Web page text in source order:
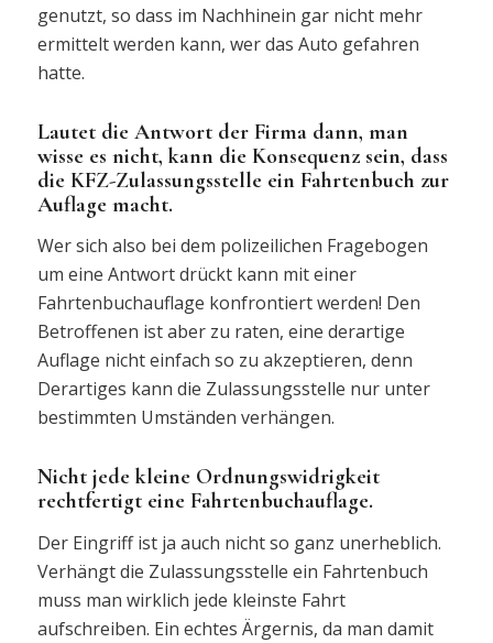
genutzt, so dass im Nachhinein gar nicht mehr
ermittelt werden kann, wer das Auto gefahren
hatte.
Lautet die Antwort der Firma dann, man
wisse es nicht, kann die Konsequenz sein, dass
die KFZ-Zulassungsstelle ein Fahrtenbuch zur
Auflage macht.
Wer sich also bei dem polizeilichen Fragebogen
um eine Antwort drückt kann mit einer
Fahrtenbuchauflage konfrontiert werden! Den
Betroffenen ist aber zu raten, eine derartige
Auflage nicht einfach so zu akzeptieren, denn
Derartiges kann die Zulassungsstelle nur unter
bestimmten Umständen verhängen.
Nicht jede kleine Ordnungswidrigkeit
rechtfertigt eine Fahrtenbuchauflage.
Der Eingriff ist ja auch nicht so ganz unerheblich.
Verhängt die Zulassungsstelle ein Fahrtenbuch
muss man wirklich jede kleinste Fahrt
aufschreiben. Ein echtes Ärgernis, da man damit